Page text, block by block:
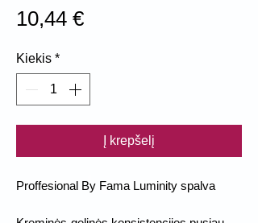
10,44 €Price
Kiekis *
Į krepšelį
Proffesional By Fama Luminity spalva